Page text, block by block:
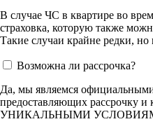
В случае ЧС в квартире во
страховка, которую также
Такие случаи крайне редки,
Возможна ли рассрочка?
Да, мы являемся
предоставляющих рассрочку и
УНИКАЛЬНЫМИ